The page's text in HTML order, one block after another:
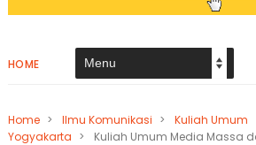
HOME
Home > Ilmu Komunikasi > Kuliah Umum
Yogyakarta > Kuliah Umum Media Massa